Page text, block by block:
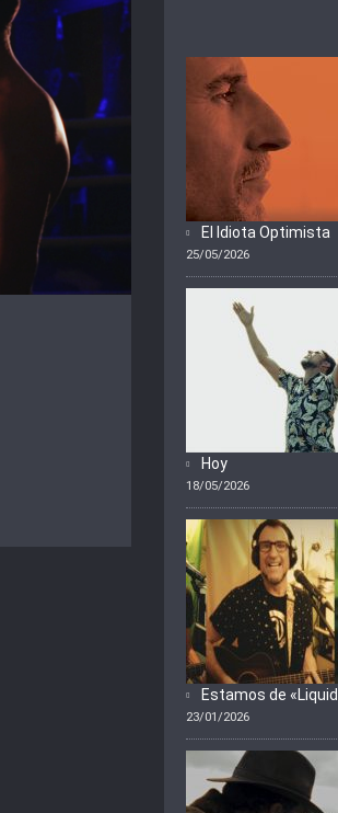
El Idiota Optimista
25/05/2026
Hoy
18/05/2026
Estamos de
23/01/2026